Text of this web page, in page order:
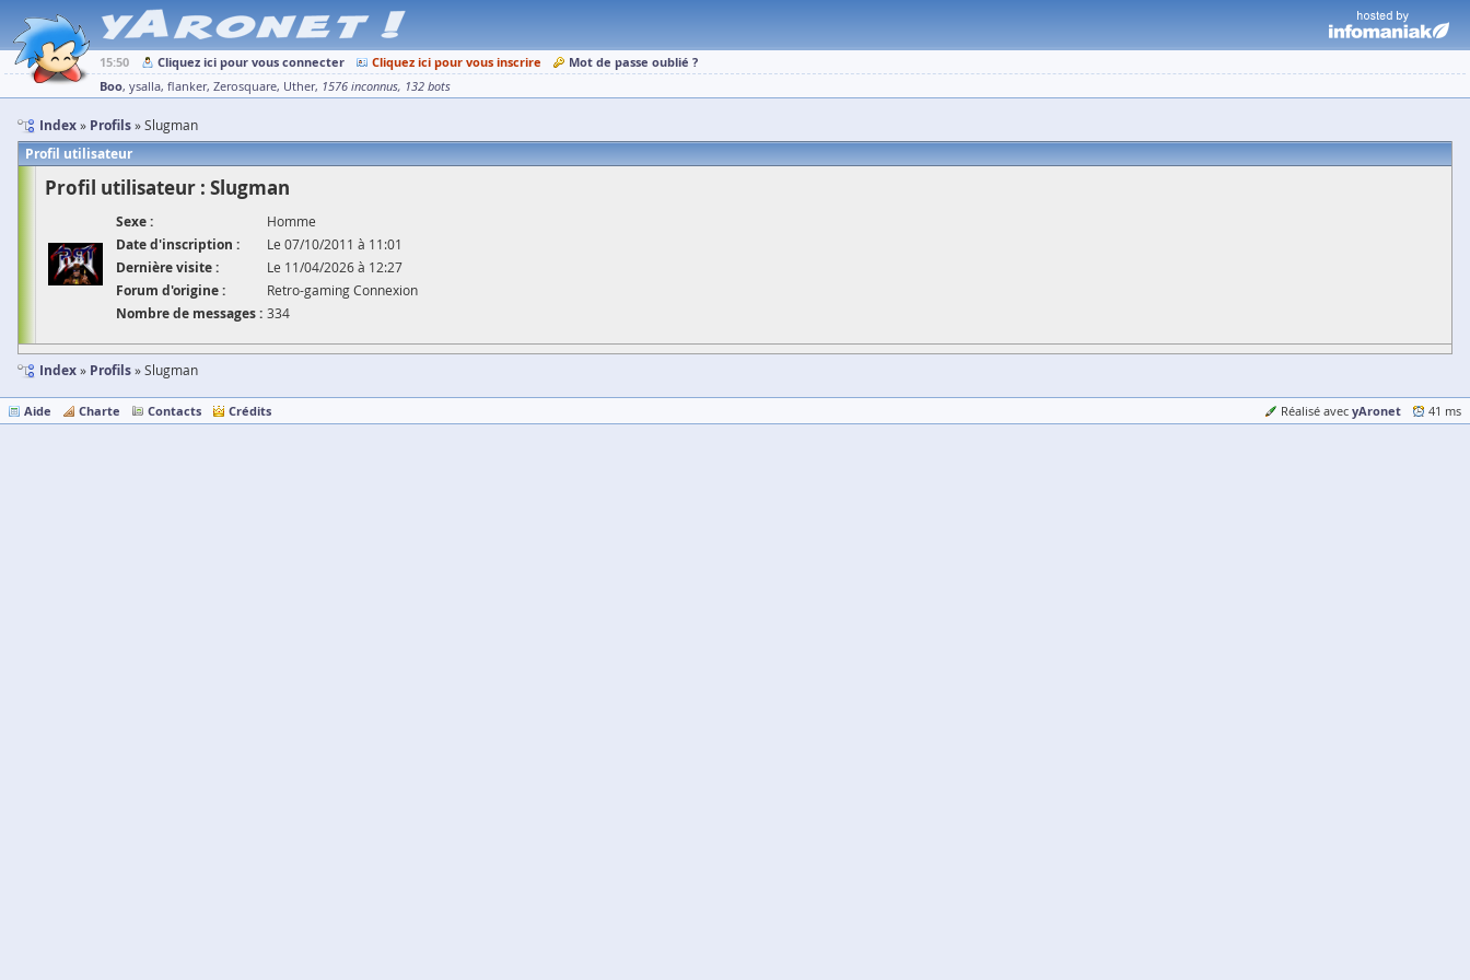
15:50 Cliquez ici pour vous connecter Cliquez ici pour vous inscrire
Mot de passe oublié ?
Boo ysalla flanker Zerosquare Uther 1576 inconnus 132 bots
Index Profils Slugman
Profil utilisateur
Profil utilisateur : Slugman
Sexe : Homme
Date d'inscription : Le 07/10/2011 à 11:01
Dernière visite : Le 11/04/2026 à 12:27
Forum d'origine : Retro-gaming Connexion
Nombre de messages : 334
Index Profils Slugman
Aide Charte Contacts Crédits Réalisé avec yAronet 41 ms